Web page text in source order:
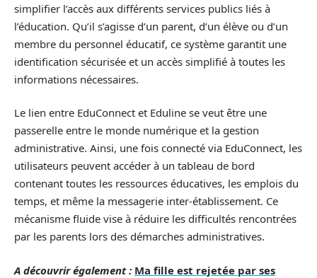
simplifier l’accès aux différents services publics liés à
l’éducation. Qu’il s’agisse d’un parent, d’un élève ou d’un
membre du personnel éducatif, ce système garantit une
identification sécurisée et un accès simplifié à toutes les
informations nécessaires.
Le lien entre EduConnect et Eduline se veut être une
passerelle entre le monde numérique et la gestion
administrative. Ainsi, une fois connecté via EduConnect, les
utilisateurs peuvent accéder à un tableau de bord
contenant toutes les ressources éducatives, les emplois du
temps, et même la messagerie inter-établissement. Ce
mécanisme fluide vise à réduire les difficultés rencontrées
par les parents lors des démarches administratives.
A découvrir également : Ma fille est rejetée par ses